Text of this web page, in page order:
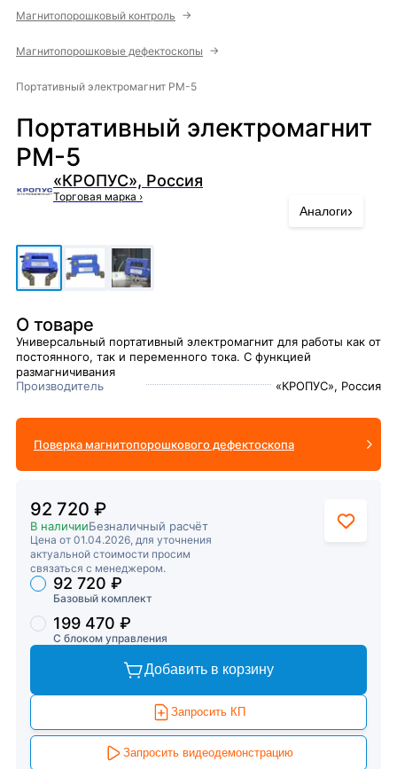
Магнитопорошковый контроль →
Магнитопорошковые дефектоскопы →
Портативный электромагнит PM-5
Портативный электромагнит
PM-5
«КРОПУС», Россия
Торговая марка ›
Аналоги›
О товаре
Универсальный портативный электромагнит для работы как от
постоянного, так и переменного тока. С функцией
размагничивания
Производитель
«КРОПУС», Россия
Поверка магнитопорошкового дефектоскопа
92 720 ₽
В наличииБезналичный расчёт
Цена от 01.04.2026, для уточнения
актуальной стоимости просим
связаться с менеджером.
Торговые предложения
Базовый комплект
92 720 ₽
С блоком управления
199 470 ₽
Добавить в корзину
Запросить КП
Запросить видеодемонстрацию